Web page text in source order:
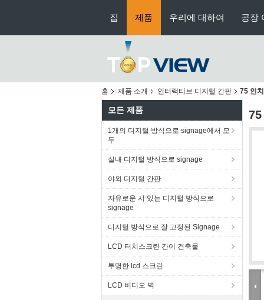
집 제품 우리에 대하여 공장
홈 제품 소개 인터랙티브 디지털 간판 75 인
모든 제품
1개의 디지털 방식으로 signage에서 모
두
실내 디지털 방식으로 signage
야외 디지털 간판
자유로운 서 있는 디지털 방식으로
signage
디지털 방식으로 잘 고정된 Signage
LCD 터치스크린 간이 건축물
투명한 lcd 스크린
LCD 비디오 벽